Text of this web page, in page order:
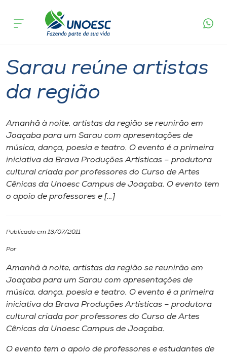
Cursos
Pesquisa
Portal de Ensino
A
I.nova
Diplomados
Cultura
Sarau reúne artistas
da região
Amanhã à noite, artistas da região se reunirão em
Joaçaba para um Sarau com apresentações de
música, dança, poesia e teatro. O evento é a primeira
iniciativa da Brava Produções Artísticas – produtora
cultural criada por professores do Curso de Artes
Cênicas da Unoesc Campus de Joaçaba. O evento tem
o apoio de professores e […]
Publicado em 13/07/2011
Por
Amanhã à noite, artistas da região se reunirão em
Joaçaba para um Sarau com apresentações de
música, dança, poesia e teatro. O evento é a primeira
iniciativa da Brava Produções Artísticas – produtora
cultural criada por professores do Curso de Artes
Cênicas da Unoesc Campus de Joaçaba.
O evento tem o apoio de professores e estudantes de